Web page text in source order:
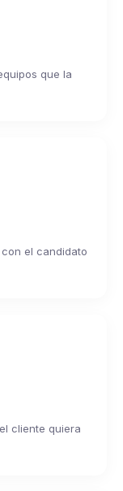
que la
el candidato
cliente quiera